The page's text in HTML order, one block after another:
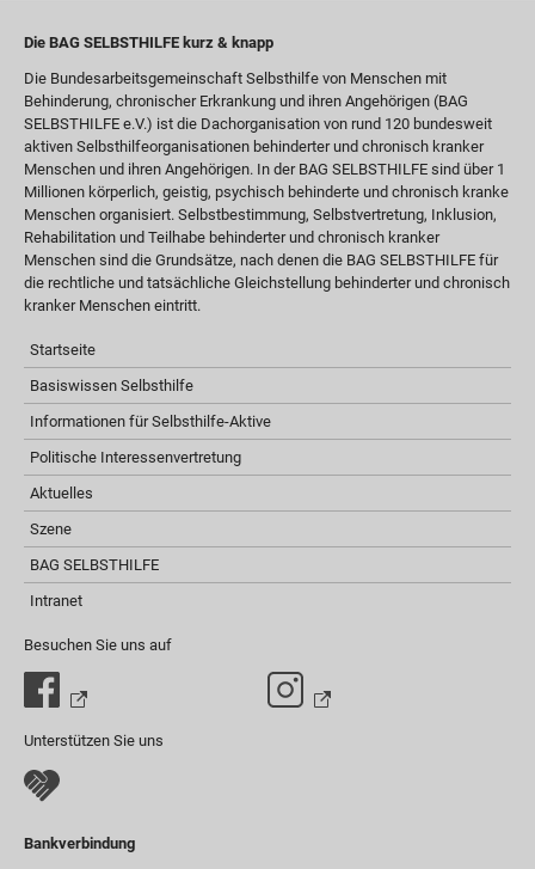
Die BAG SELBSTHILFE kurz & knapp
Die Bundesarbeitsgemeinschaft Selbsthilfe von Menschen mit
Behinderung, chronischer Erkrankung und ihren Angehörigen (BAG
SELBSTHILFE e.V.) ist die Dachorganisation von rund 120 bundesweit
aktiven Selbsthilfeorganisationen behinderter und chronisch kranker
Menschen und ihren Angehörigen. In der BAG SELBSTHILFE sind über 1
Millionen körperlich, geistig, psychisch behinderte und chronisch kranke
Menschen organisiert. Selbstbestimmung, Selbstvertretung, Inklusion,
Rehabilitation und Teilhabe behinderter und chronisch kranker
Menschen sind die Grundsätze, nach denen die BAG SELBSTHILFE für
die rechtliche und tatsächliche Gleichstellung behinderter und chronisch
kranker Menschen eintritt.
Startseite
Basiswissen Selbsthilfe
Informationen für Selbsthilfe-Aktive
Politische Interessenvertretung
Aktuelles
Szene
BAG SELBSTHILFE
Intranet
Besuchen Sie uns auf
Unterstützen Sie uns
Bankverbindung